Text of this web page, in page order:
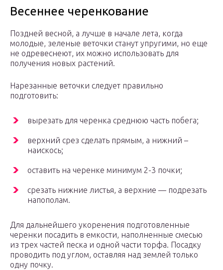
Весеннее черенкование
Поздней весной, а лучше в начале лета, когда
молодые, зеленые веточки станут упругими, но еще
не одревеснеют, их можно использовать для
получения новых растений.
Нарезанные веточки следует правильно
подготовить:
вырезать для черенка среднюю часть побега;
верхний срез сделать прямым, а нижний –
наискось;
оставить на черенке минимум 2-3 почки;
срезать нижние листья, а верхние — подрезать
напополам.
Для дальнейшего укоренения подготовленные
черенки посадить в емкости, наполненные смесью
из трех частей песка и одной части торфа. Посадку
проводить под углом, оставляя над землей только
одну почку.